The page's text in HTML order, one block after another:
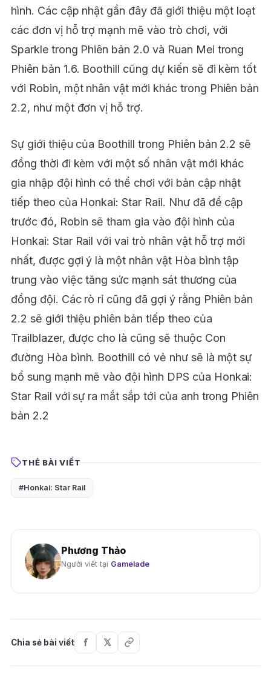
hình. Các cập nhật gần đây đã giới thiệu một loạt
các đơn vị hỗ trợ mạnh mẽ vào trò chơi, với
Sparkle trong Phiên bản 2.0 và Ruan Mei trong
Phiên bản 1.6. Boothill cũng dự kiến ​​sẽ đi kèm tốt
với Robin, một nhân vật mới khác trong Phiên bản
2.2, như một đơn vị hỗ trợ.
Sự giới thiệu của Boothill trong Phiên bản 2.2 sẽ
đồng thời đi kèm với một số nhân vật mới khác
gia nhập đội hình có thể chơi với bản cập nhật
tiếp theo của Honkai: Star Rail. Như đã đề cập
trước đó, Robin sẽ tham gia vào đội hình của
Honkai: Star Rail với vai trò nhân vật hỗ trợ mới
nhất, được gợi ý là một nhân vật Hòa bình tập
trung vào việc tăng sức mạnh sát thương của
đồng đội. Các rò rỉ cũng đã gợi ý rằng Phiên bản
2.2 sẽ giới thiệu phiên bản tiếp theo của
Trailblazer, được cho là cũng sẽ thuộc Con
đường Hòa bình. Boothill có vẻ như sẽ là một sự
bổ sung mạnh mẽ vào đội hình DPS của Honkai:
Star Rail với sự ra mắt sắp tới của anh trong Phiên
bản 2.2
THẺ BÀI VIẾT
#Honkai: Star Rail
Phương Thảo
Người viết tại Gamelade
Chia sẻ bài viết